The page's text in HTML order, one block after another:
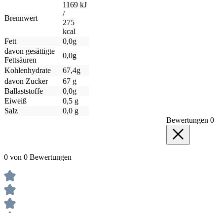
Brennwert
1169 kJ
/
275
kcal
Fett
0,0g
davon gesättigte
Fettsäuren
0,0g
Kohlenhydrate
67,4g
davon Zucker
67 g
Ballaststoffe
0,0g
Eiweiß
0,5 g
Salz
0,0 g
Bewertungen 0
0 von 0 Bewertungen